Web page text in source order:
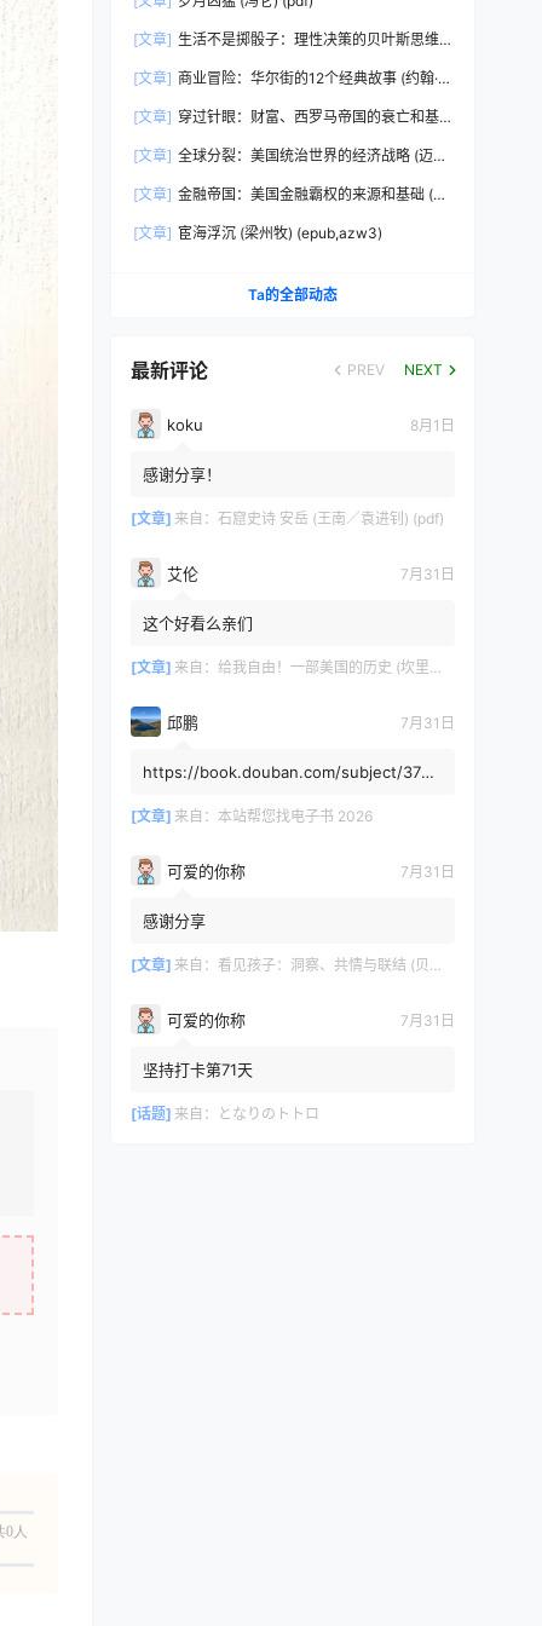
0人
[文章] 生活不是掷骰子：理性决策的贝叶斯思维
[文章] 商业冒险：华尔街的12个经典故事 (约翰·布
[文章] 穿过针眼：财富、西罗马帝国的衰亡和基
(epub,azw3,pdf)
[文章] 全球分裂：美国统治世界的经济战略 (迈克
[文章] 金融帝国：美国金融霸权的来源和基础 (迈
[文章] 宦海浮沉 (梁州牧) (epub,azw3)
Ta的全部动态
最新评论 PREV NEXT
koku 8月1日
感谢分享！
[文章] 来自： 石窟史诗 安岳 (王南／袁进钊) (pdf)
艾伦 7月31日
这个好看么亲们
[文章] 来自： 给我自由！一部美国的历史 (坎里克·方纳／埃里克·方纳) (mobi+azw3+epub)
邱鹏 7月31日
https://book.douban.com/subject/3725
[文章] 来自： 本站帮您找电子书 2026
可爱的你称 7月31日
感谢分享
[文章] 来自： 看见孩子：洞察、共情与联结 (贝姬·肯尼迪) (mobi,azw3,epub)
可爱的你称 7月31日
坚持打卡第71天
[话题] 来自： となりのトトロ